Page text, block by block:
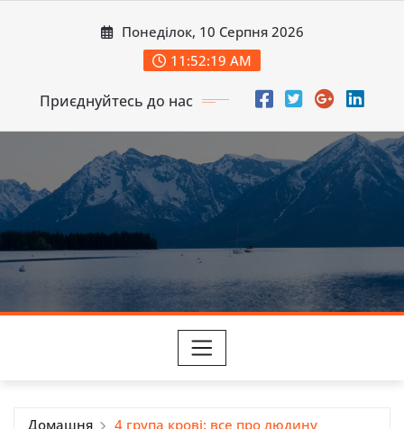
Понеділок, 10 Серпня 2026
11:52:21 AM
Приєднуйтесь до нас
Домашня 4 група крові: все про людину